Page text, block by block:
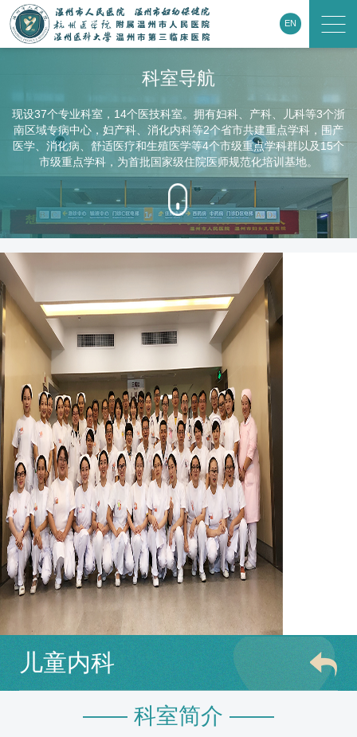
EN
科室导航
现设37个专业科室，14个医技科室。拥有妇科、产科、儿科等3个浙
南区域专病中心，妇产科、消化内科等2个省市共建重点学科，围产
医学、消化病、舒适医疗和生殖医学等4个市级重点学科群以及15个
市级重点学科，为首批国家级住院医师规范化培训基地。
儿童内科
儿童内科是首批浙江省卫生厅授予的浙南儿科区域
—— 科室简介 ——